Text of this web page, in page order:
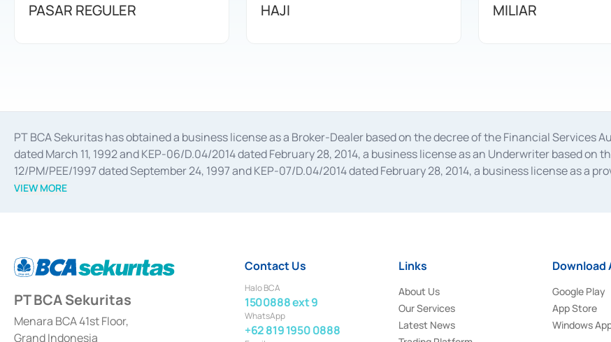
PASAR REGULER
HAJI
MILIAR
PT BCA Sekuritas has obtained a business license as a Broker-Dealer based on the decree of the Financial Services
dated March 11, 1992 and KEP-06/D.04/2014 dated February 28, 2014, a business license as an Underwriter based
12/PM/PEE/1997 dated September 24, 1997 and KEP-07/D.04/2014 dated February 28, 2014, a business license as a
divestments, and joint ventures based on the decree of the Financial Services Authority Number S-67/PM.21/2014
Settlement of Commercial Paper Transactions whose license was issued in 2018.
VIEW MORE
PT BCA Sekuritas
Menara BCA 41st Floor,
Grand Indonesia
Contact Us
Halo BCA
1500888 ext 9
WhatsApp
+62 819 1950 0888
Links
About Us
Our Services
Latest News
Download
Google Play
App Store
Windows